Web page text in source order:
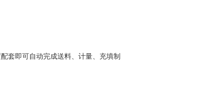
套即可自动完成送料、计量、充填制